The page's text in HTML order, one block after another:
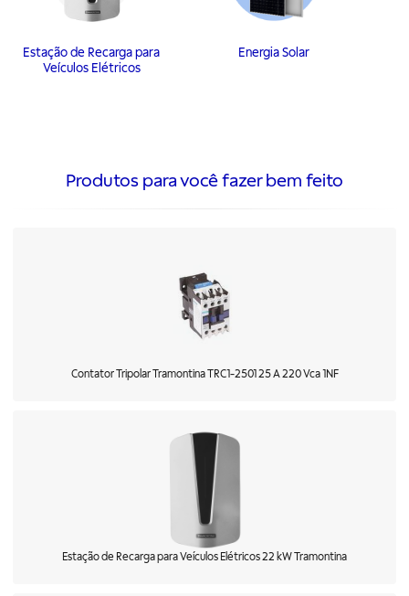
Estação de Recarga para
Veículos Elétricos
Energia Solar
Produtos para você fazer bem feito
Contator Tripolar Tramontina TRC1-2501 25 A 220 Vca 1NF
Estação de Recarga para Veículos Elétricos 22 kW Tramontina